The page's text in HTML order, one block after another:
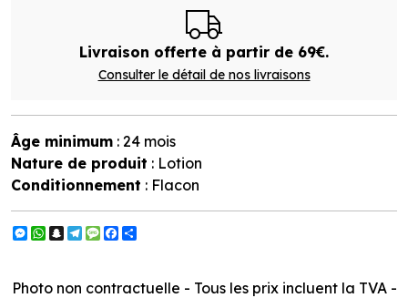
Livraison offerte à partir de 69€.
Consulter le détail de nos livraisons
Âge minimum : 24 mois
Nature de produit : Lotion
Conditionnement : Flacon
Messenger
WhatsApp
Snapchat
Telegram
Message
Facebook
Photo non contractuelle - Tous les prix incluent la TVA -